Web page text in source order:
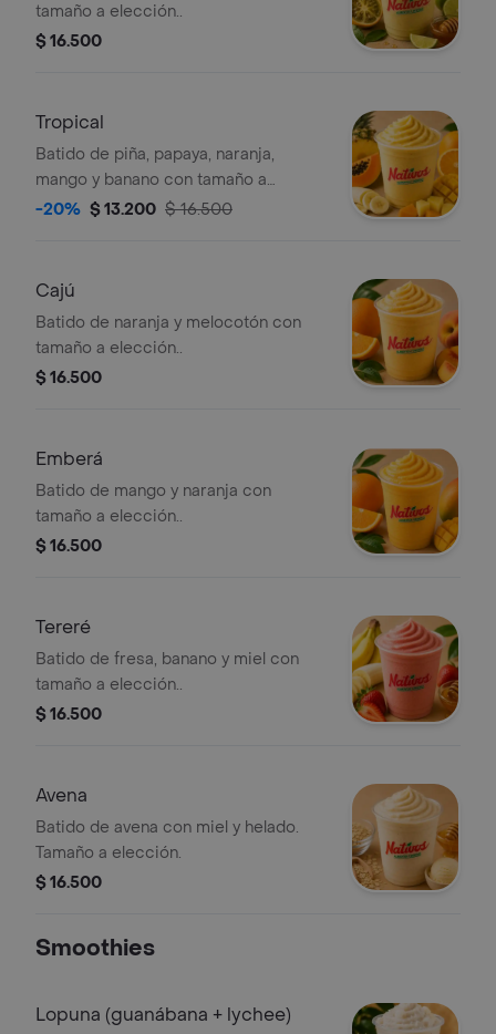
tamaño a elección..
$ 16.500
Tropical
Batido de piña, papaya, naranja,
mango y banano con tamaño a
elección..
-20% $ 13.200 $ 16.500
Cajú
Batido de naranja y melocotón con
tamaño a elección..
$ 16.500
Emberá
Batido de mango y naranja con
tamaño a elección..
$ 16.500
Tereré
Batido de fresa, banano y miel con
tamaño a elección..
$ 16.500
Avena
Batido de avena con miel y helado.
Tamaño a elección.
$ 16.500
Smoothies
Lopuna (guanábana + lychee)